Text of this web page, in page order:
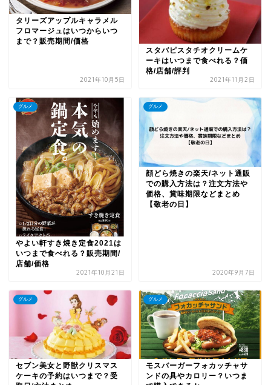
タリーズアップルキャラメル
フロマージュはいつからいつ
まで？販売期間/価格
2021年10月5日
スタバピスタチオクリームケ
ーキはいつまで食べれる？価
格/店舗/評判
2021年11月2日
グルメ
やよい軒すき焼き定食2021は
いつまで食べれる？販売期間/
店舗/価格
2021年10月21日
グルメ
顔どら焼きの楽天/ネット通販
での購入方法は？注文方法や
価格、賞味期限などまとめ
【敬老の日】
2020年9月7日
グルメ
セブン美女と野獣クリスマス
ケーキの予約はいつまで？受
グルメ
モスバーガーフォカッチャサ
ンドの具やカロリー？いつま